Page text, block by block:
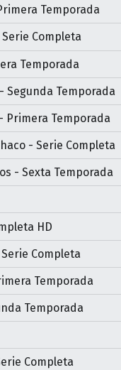
Temporada
Completa
Temporada
Segunda Temporada
Primera Temporada
- Serie Completa
- Sexta Temporada
HD
Completa
Temporada
Temporada
Completa